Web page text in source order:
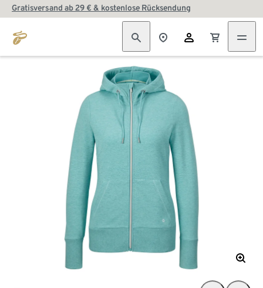
Gratisversand ab 29 € & kostenlose Rücksendung